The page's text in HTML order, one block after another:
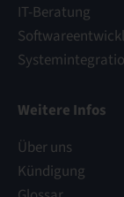
IT-Beratung
Weitere Infos
Über uns
Kündigung